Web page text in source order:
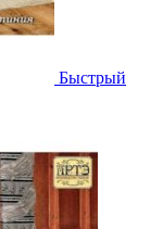
Быстрый